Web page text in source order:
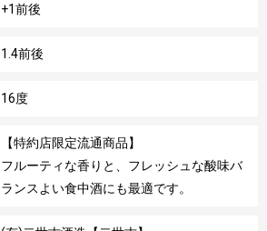
+1前後
1.4前後
16度
【特約店限定流通商品】
フルーティな香りと、フレッシュな酸味バ
ランスよい食中酒にも最適です。